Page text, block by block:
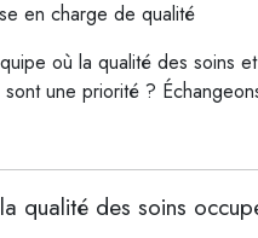
en charge de qualité
où la qualité des soins et
une priorité ?
qualité des soins